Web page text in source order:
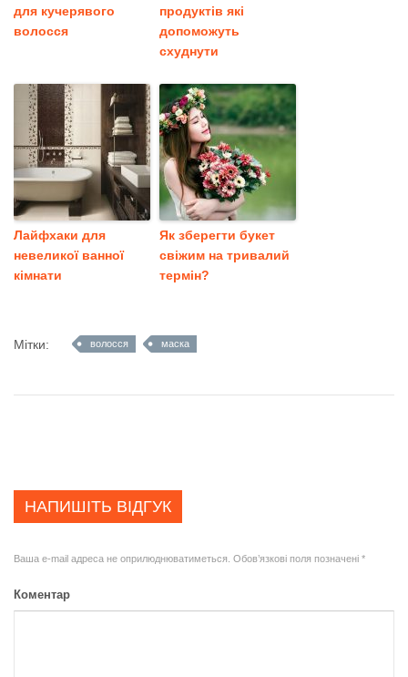
для кучерявого
волосся
продуктів які
допоможуть
схуднути
Лайфхаки для
невеликої ванної
кімнати
Як зберегти букет
свіжим на тривалий
термін?
Мітки: волосся маска
НАПИШІТЬ ВІДГУК
Ваша e-mail адреса не оприлюднюватиметься. Обов’язкові поля позначені *
Коментар